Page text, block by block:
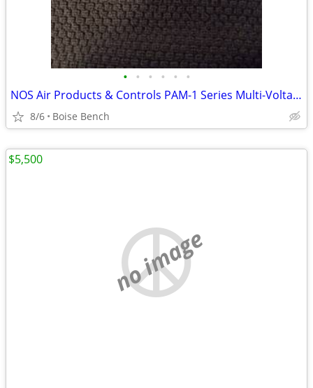
• • • • • •
NOS Air Products & Controls PAM-1 Series Multi-Voltage Relay Module
8/6 Boise Bench
no image
$5,500